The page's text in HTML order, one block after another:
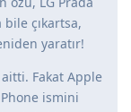
bile çıkartsa,
yaratır!
aitti. Fakat Apple
ismini